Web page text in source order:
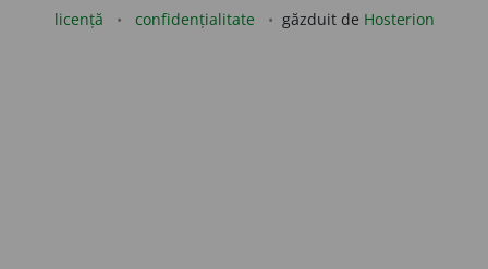
licență confidențialitate găzduit de Hosterion